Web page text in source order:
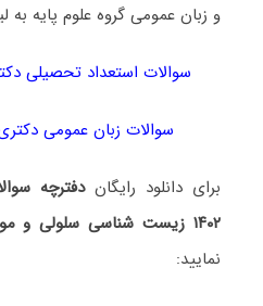
و زبان عمومی گروه علوم پایه به
سوالات استعداد تحصیلی
سوالات زبان عمومی دکتری
برای دانلود رایگاندفترچه
۱۴۰۲ زیست شناسی سلولی و مولکولی
نمایید: